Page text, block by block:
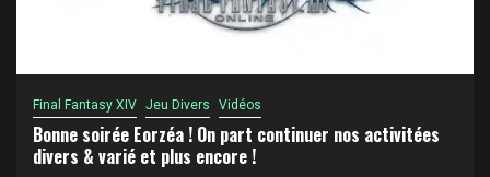
Final Fantasy XIV Jeu Divers Vidéos
Bonne soirée Eorzéa ! On part continuer nos activitées
divers & varié et plus encore !